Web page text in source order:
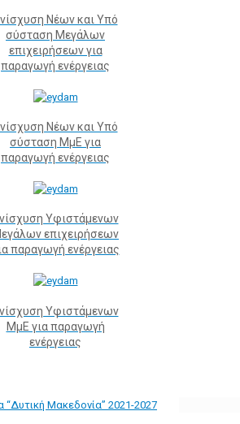
Νέων και Υπό
σύσταση Μεγάλων
επιχειρήσεων για
παραγωγή ενέργειας
Νέων και Υπό
σύσταση ΜμΕ για
παραγωγή ενέργειας
Υφιστάμενων
επιχειρήσεων
παραγωγή ενέργειας
Υφιστάμενων
ΜμΕ για παραγωγή
ενέργειας
Μακεδονία” 2021-2027